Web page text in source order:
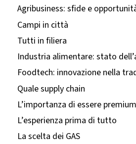
Agribusiness: sfide e
Campi in città
Tutti in filiera
Industria alimentare: stato
Foodtech: innovazione nella
Quale supply chain
L’importanza di essere premium
L’esperienza prima di tutto
La scelta dei GAS